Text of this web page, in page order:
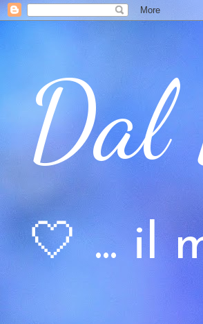
Dal
🤍 ... il